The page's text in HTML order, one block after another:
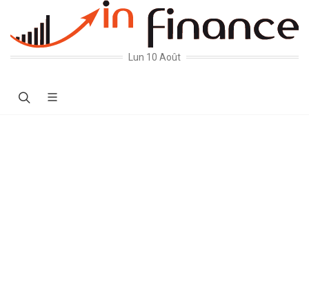
Lun 10 Août